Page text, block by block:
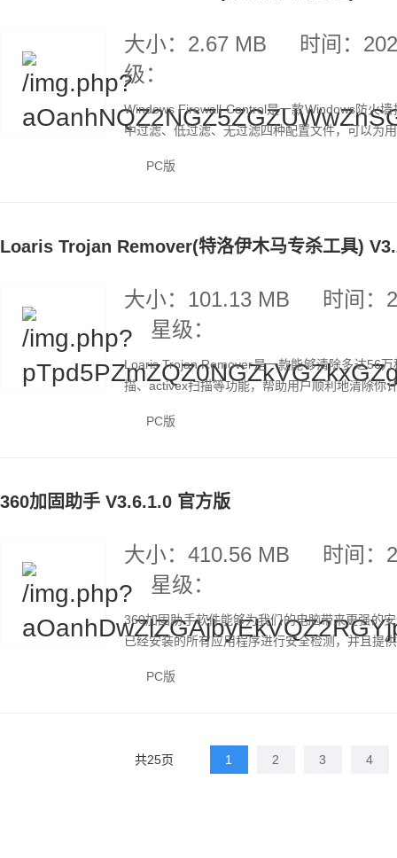
大小：2.67 MB
时间：
级：
Windows Firewall Control是一款Windows防火
中过滤、低过滤、无过滤四种配置文件，可以为
PC版
Loaris Trojan Remover(特洛伊木马专杀工具)
大小：101.13 MB
时间：
星级：
Loaris Trojan Remover是一款能够清除多达56
描、activex扫描等功能，帮助用户顺利地清除你
PC版
360加固助手 V3.6.1.0 官方版
大小：410.56 MB
时间：
星级：
360加固助手软件能够为我们的电脑带来更强的
已经安装的所有应用程序进行安全检测，并且提
PC版
共25页 1 2 3 4